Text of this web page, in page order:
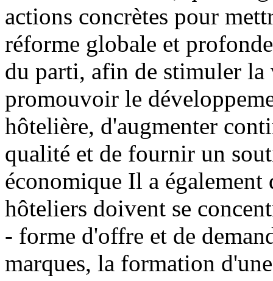
actions concrètes pour
réforme globale et
du parti, afin de stimuler la
promouvoir le
hôtelière, d'augmenter
qualité et de fournir un
économique Il a également
hôteliers doivent se
- forme d'offre et de
marques, la formation